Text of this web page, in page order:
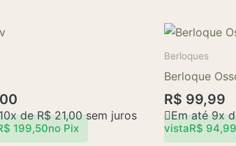
deR$21,00sem juros
199,50no Pix
Berloques
Berloque
R$ 99,99
Em até 9x
vistaR$ 94,99